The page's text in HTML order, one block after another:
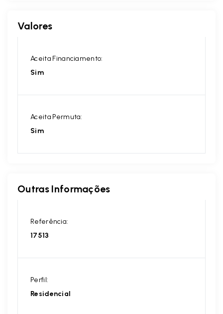
Valores
Aceita Financiamento:
Sim
Aceita Permuta:
Sim
Outras Informações
Referência:
17513
Perfil:
Residencial